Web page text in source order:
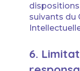
suivants du
6.